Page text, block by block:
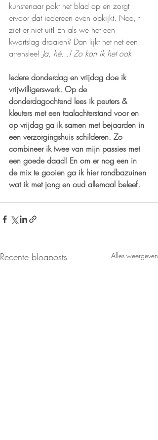
kunstenaar pakt het blad op en zorgt
ervoor dat iedereen even opkijkt. Nee, t
ziet er niet uit! En als we het een
kwartslag draaien? Dan lijkt het net een
arrenslee! Ja, hé...! Zo kan ik het ook
Iedere donderdag en vrijdag doe ik
vrijwilligerswerk. Op de
donderdagochtend lees ik peuters &
kleuters met een taalachterstand voor en
op vrijdag ga ik samen met bejaarden in
een verzorgingshuis schilderen. Zo
combineer ik twee van mijn passies met
een goede daad! En om er nog een in
de mix te gooien ga ik hier rondbazuinen
wat ik met jong en oud allemaal beleef.
Recente blogposts Alles weergeven